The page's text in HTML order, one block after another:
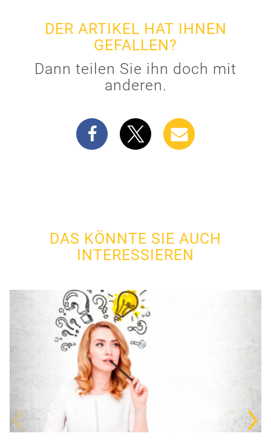
DER ARTIKEL HAT IHNEN
GEFALLEN?
Dann teilen Sie ihn doch mit
anderen.
DAS KÖNNTE SIE AUCH
INTERESSIEREN